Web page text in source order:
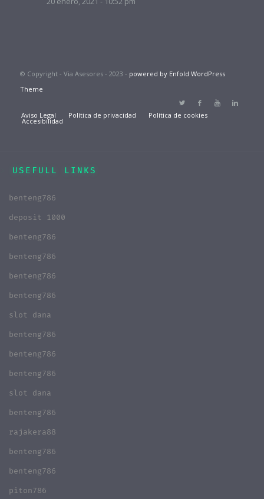
© Copyright - Via Asesores - 2023 - powered by Enfold WordPress
Theme
Aviso Legal Política de privacidad Política de cookies
Accesibilidad
USEFULL LINKS
benteng786
deposit 1000
benteng786
benteng786
benteng786
benteng786
slot dana
benteng786
benteng786
benteng786
slot dana
benteng786
rajakera88
benteng786
benteng786
piton786